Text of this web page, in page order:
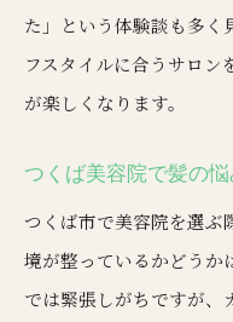
た」という体験談も多く
フスタイルに合うサロン
が楽しくなります。
つくば美容院で髪の
つくば市で美容院を選ぶ
境が整っているかどうか
では緊張しがちですが、